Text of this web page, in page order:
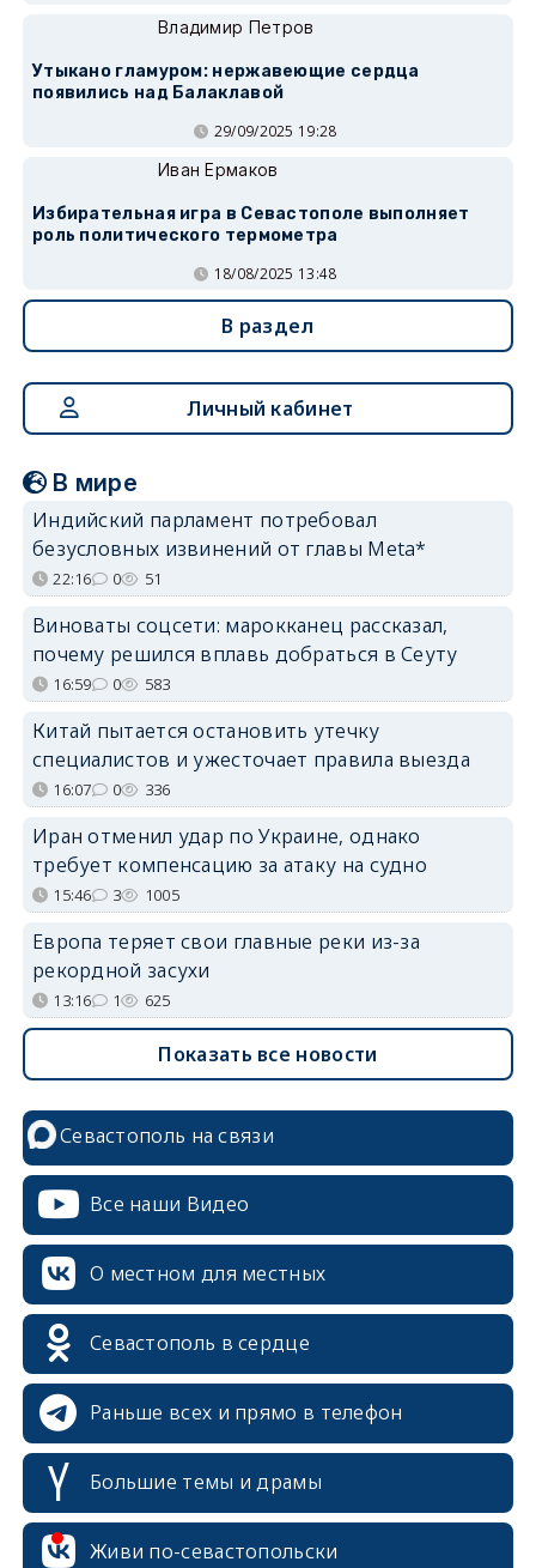
Владимир Петров
Утыкано гламуром: нержавеющие сердца
появились над Балаклавой
29/09/2025 19:28
Иван Ермаков
Избирательная игра в Севастополе выполняет
роль политического термометра
18/08/2025 13:48
В раздел
Личный кабинет
В мире
Индийский парламент потребовал
безусловных извинений от главы Meta*
22:16 0 51
Виноваты соцсети: марокканец рассказал,
почему решился вплавь добраться в Сеуту
16:59 0 583
Китай пытается остановить утечку
специалистов и ужесточает правила выезда
16:07 0 336
Иран отменил удар по Украине, однако
требует компенсацию за атаку на судно
15:46 3 1005
Европа теряет свои главные реки из-за
рекордной засухи
13:16 1 625
Показать все новости
Севастополь на связи
Все наши Видео
О местном для местных
Севастополь в сердце
Раньше всех и прямо в телефон
Большие темы и драмы
Живи по-севастопольски